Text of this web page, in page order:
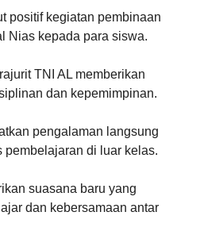
positif kegiatan pembinaan
Nias kepada para siswa.
TNI AL memberikan
dan kepemimpinan.
pengalaman langsung
pembelajaran di luar kelas.
suasana baru yang
dan kebersamaan antar